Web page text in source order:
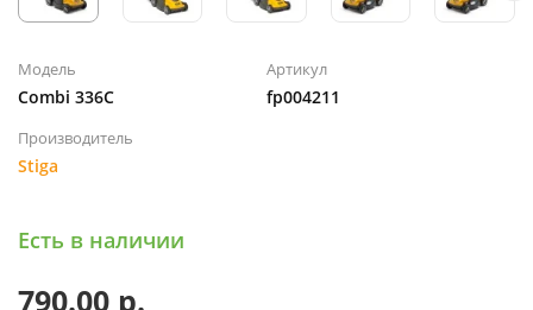
Модель
Combi 336C
Артикул
fp004211
Производитель
Stiga
Есть в наличии
790.00 р.